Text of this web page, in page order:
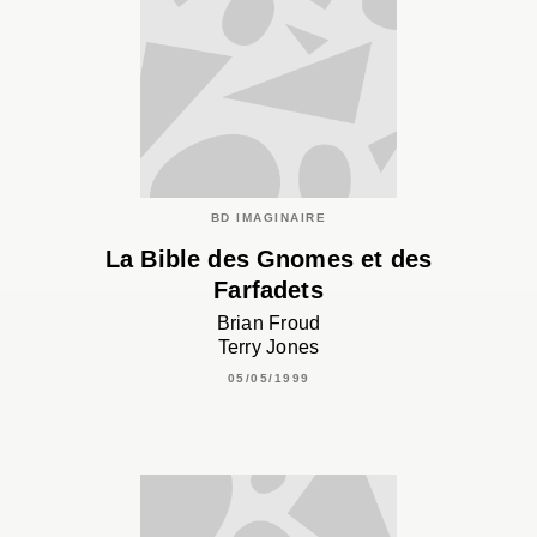
BD IMAGINAIRE
La Bible des Gnomes et des
Farfadets
Brian Froud
Terry Jones
05/05/1999